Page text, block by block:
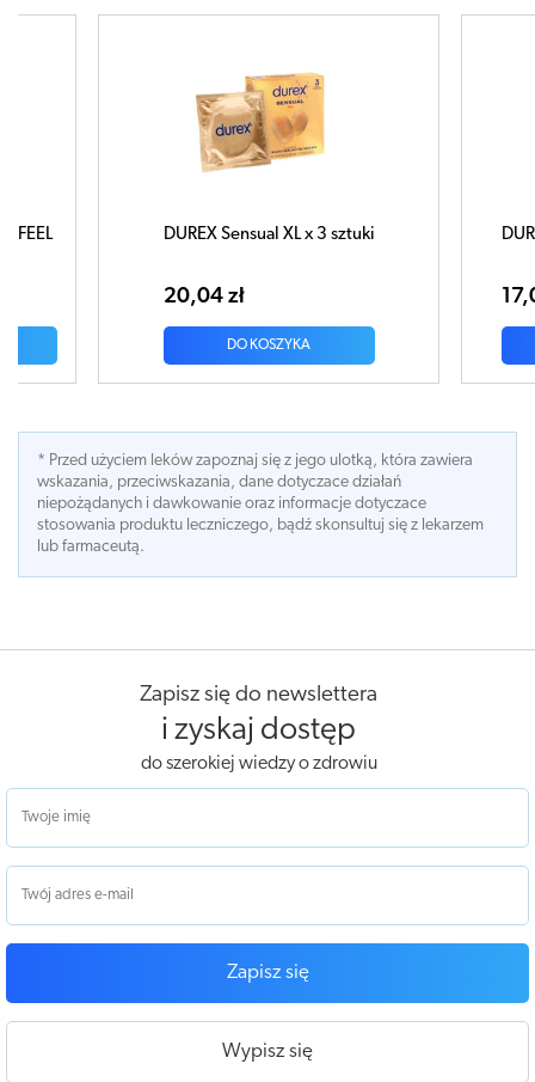
Sensual XL x 3 sztuki DUREX Sensual No Latex x 3
* Przed użyciem leków zapoznaj się z jego ulotką, która zawiera
wskazania, przeciwskazania, dane dotyczace działań
niepożądanych i dawkowanie oraz informacje dotyczace
stosowania produktu leczniczego, bądź skonsultuj się z lekarzem
lub farmaceutą.
Zapisz się do newslettera
i zyskaj dostęp
do szerokiej wiedzy o zdrowiu
Zapisz się
Wypisz się